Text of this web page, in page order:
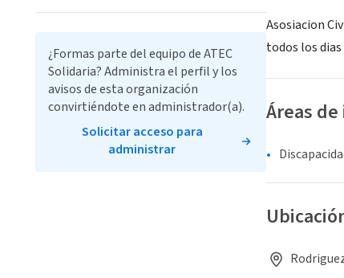
Asosiacion
todos los
Áreas
¿Formas parte del equipo de ATEC
Solidaria? Administra el perfil y los
avisos de esta organización
convirtiéndote en administrador(a).
Solicitar acceso para
administrar